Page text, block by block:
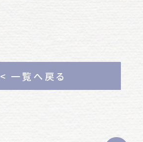
< 一覧へ戻る